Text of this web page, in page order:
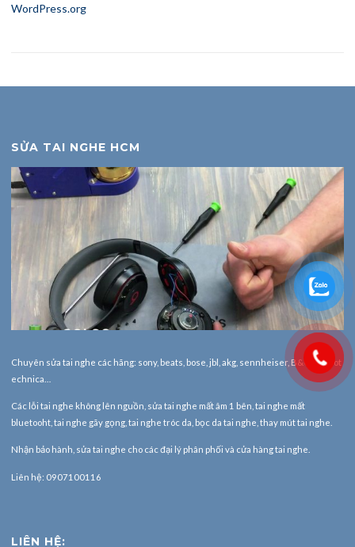
WordPress.org
SỬA TAI NGHE HCM
Chuyên sửa tai nghe các hãng: sony, beats, bose, jbl, akg, sennheiser, B&O, Audiot
echnica…
Các lỗi tai nghe không lên nguồn, sửa tai nghe mất âm 1 bên, tai nghe mất
bluetooht, tai nghe gãy gọng, tai nghe tróc da, bọc da tai nghe, thay mút tai nghe.
Nhận bảo hành, sửa tai nghe cho các đại lý phân phối và cửa hàng tai nghe.
Liên hệ: 0907100116
LIÊN HỆ: